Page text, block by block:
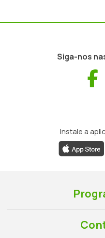
Siga-nos
Instale a